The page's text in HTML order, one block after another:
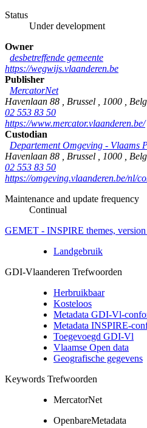
Status
Under development
Owner
desbetreffende gemeente
https://wegwijs.vlaanderen.be
Publisher
MercatorNet
Havenlaan 88
Brussel 1000
02 553 83 50
https://www.mercator.vlaanderen.be/
Custodian
Departement Omgeving - Vlaams
Havenlaan 88
Brussel 1000
02 553 83 50
https://omgeving.vlaanderen.be/nl/
Maintenance and update frequency
Continual
GEMET - INSPIRE themes,
Landgebruik
GDI-Vlaanderen Trefwoorden
Herbruikbaar
Kosteloos
Metadata GDI-Vl-
Metadata INSPIRE-
Toegevoegd GDI-Vl
Vlaamse Open data
Geografische gegevens
Keywords Trefwoorden
MercatorNet
OpenbareMetadata